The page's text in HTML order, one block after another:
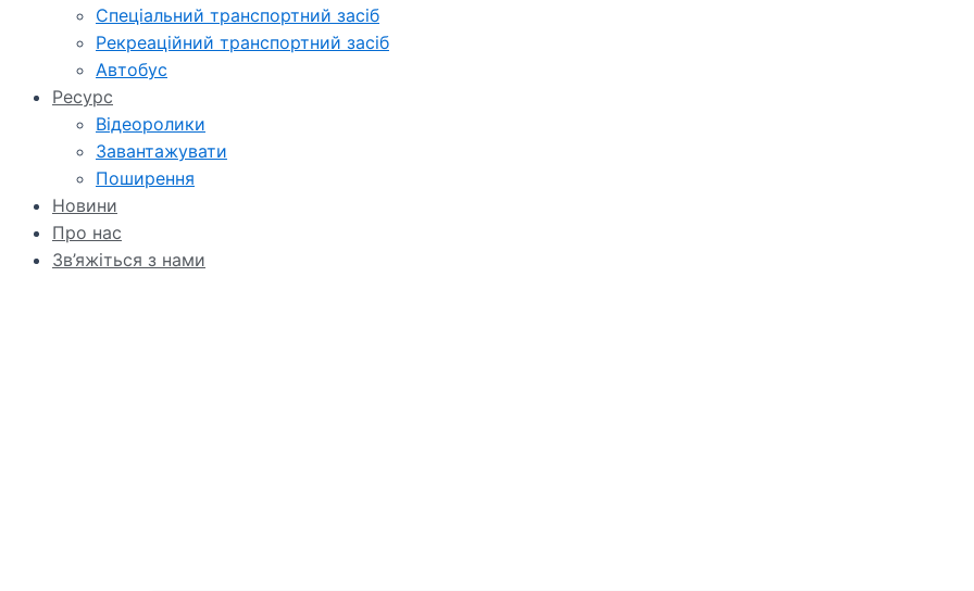
Спеціальний транспортний засіб
Рекреаційний транспортний засіб
Автобус
Ресурс
Відеоролики
Завантажувати
Поширення
Новини
Про нас
Зв’яжіться з нами